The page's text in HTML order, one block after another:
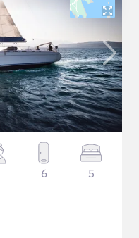
6 5